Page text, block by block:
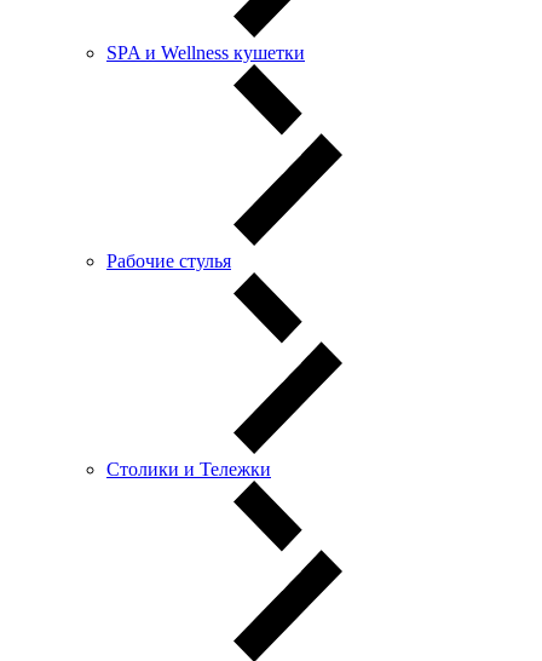
SPA и Wellness кушетки
Рабочие стулья
Столики и Тележки